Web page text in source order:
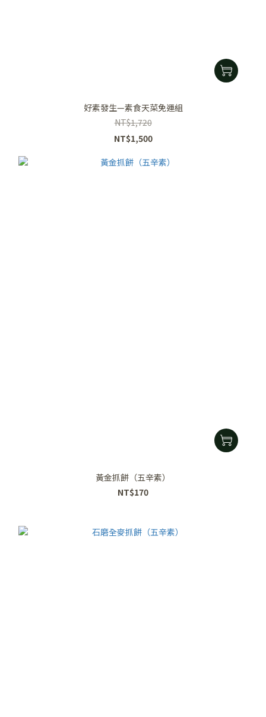
好素發生—素食天菜免運組
NT$1,720
NT$1,500
黃金抓餅（五辛素）
NT$170